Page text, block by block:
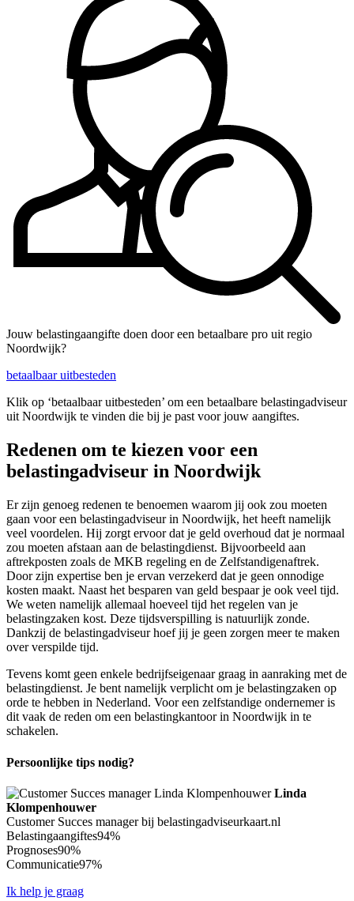
Jouw belastingaangifte doen door een betaalbare pro uit regio
Noordwijk?
betaalbaar uitbesteden
Klik op ‘betaalbaar uitbesteden’ om een betaalbare belastingadviseur
uit Noordwijk te vinden die bij je past voor jouw aangiftes.
Redenen om te kiezen voor een
belastingadviseur in Noordwijk
Er zijn genoeg redenen te benoemen waarom jij ook zou moeten
gaan voor een belastingadviseur in Noordwijk, het heeft namelijk
veel voordelen. Hij zorgt ervoor dat je geld overhoud dat je normaal
zou moeten afstaan aan de belastingdienst. Bijvoorbeeld aan
aftrekposten zoals de MKB regeling en de Zelfstandigenaftrek.
Door zijn expertise ben je ervan verzekerd dat je geen onnodige
kosten maakt. Naast het besparen van geld bespaar je ook veel tijd.
We weten namelijk allemaal hoeveel tijd het regelen van je
belastingzaken kost. Deze tijdsverspilling is natuurlijk zonde.
Dankzij de belastingadviseur hoef jij je geen zorgen meer te maken
over verspilde tijd.
Tevens komt geen enkele bedrijfseigenaar graag in aanraking met de
belastingdienst. Je bent namelijk verplicht om je belastingzaken op
orde te hebben in Nederland. Voor een zelfstandige ondernemer is
dit vaak de reden om een belastingkantoor in Noordwijk in te
schakelen.
Persoonlijke tips nodig?
Linda
Klompenhouwer
Customer Succes manager bij belastingadviseurkaart.nl
Belastingaangiftes94%
Prognoses90%
Communicatie97%
Ik help je graag